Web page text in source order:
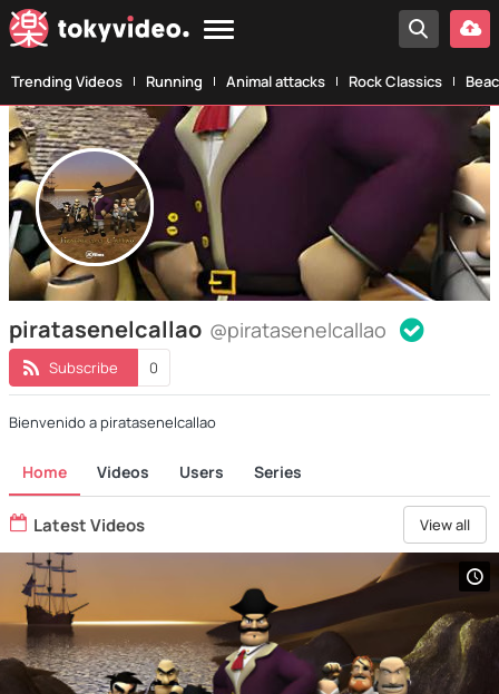
Trending Videos Running Animal attacks Rock Classics
piratasenelcallao @piratasenelcallao
Subscribe 0
Bienvenido a piratasenelcallao
Home Videos Users Series
Latest Videos View all